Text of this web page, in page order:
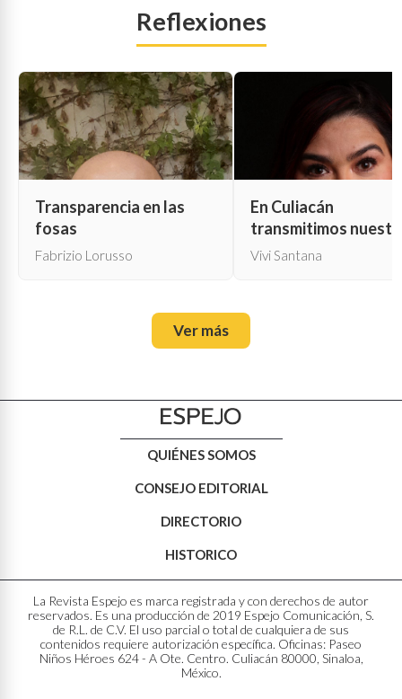
Reflexiones
Transparencia en las
fosas
Fabrizio Lorusso
En Culiacán
transmitimos
propia muerte
Vivi Santana
Ver más
QUIÉNES SOMOS
CONSEJO EDITORIAL
DIRECTORIO
HISTORICO
La Revista Espejo es marca registrada y con derechos de autor
reservados. Es una producción de 2019 Espejo Comunicación, S.
de R.L. de C.V. El uso parcial o total de cualquiera de sus
contenidos requiere autorización específica. Oficinas: Paseo
Niños Héroes 624 - A Ote. Centro. Culiacán 80000, Sinaloa,
México.